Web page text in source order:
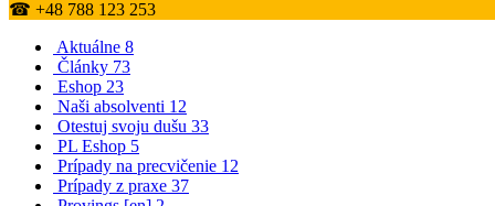
☎ +48 788 123 253
Aktuálne 8
Články 73
Eshop 23
Naši absolventi 12
Otestuj svoju dušu 33
PL Eshop 5
Prípady na precvičenie 12
Prípady z praxe 37